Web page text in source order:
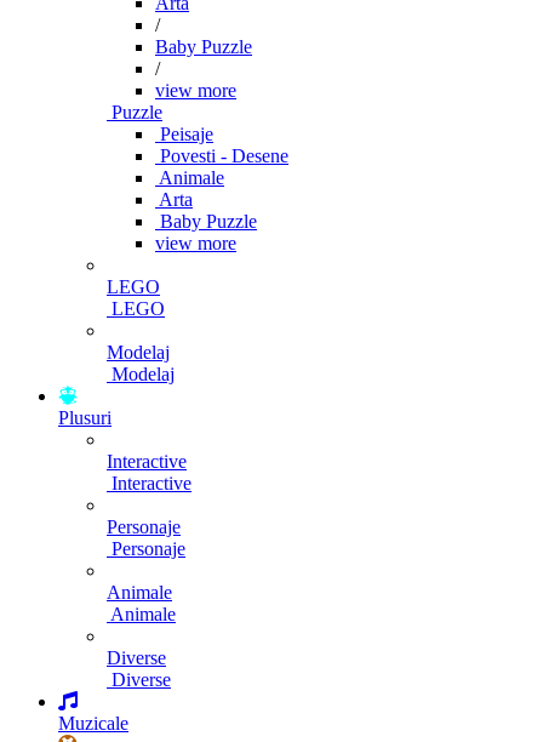
/
Baby Puzzle
/
view more
Puzzle
Peisaje
Povesti - Desene
Animale
Arta
Baby Puzzle
view more
LEGO
LEGO
Modelaj
Modelaj
Plusuri
Interactive
Interactive
Personaje
Personaje
Animale
Animale
Diverse
Diverse
Muzicale